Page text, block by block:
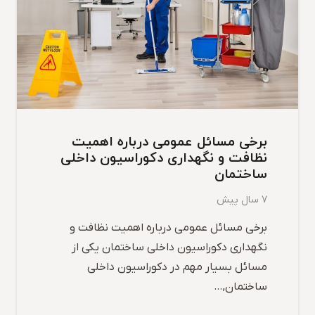
برخی مسائل عمومی درباره اهمیت
نظافت و نگهداری دکوراسیون داخلی
ساختمان
7 سال پیش
برخی مسائل عمومی درباره اهمیت نظافت و
نگهداری دکوراسیون داخلی ساختمان یکی از
مسائل بسیار مهم در دکوراسیون داخلی
ساختمان,…